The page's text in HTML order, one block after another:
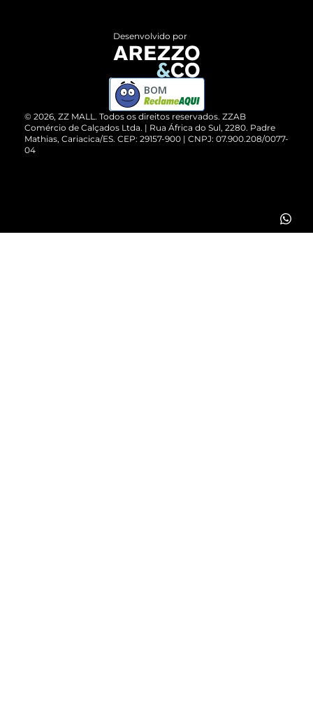
ZZ MALL é confiável
Cartão Presente
Vendas Corporativas
Devolução do Produto
Compre pelo WhatsApp
© 2026, ZZ MALL. Todos os direitos reservados. ZZAB
Comércio de Calçados Ltda. | Rua África do Sul, 2280. Padre
Mathias, Cariacica/ES. CEP: 29157-900 | CNPJ: 07.900.208/0077-
04
Desenvolvido por
BOM